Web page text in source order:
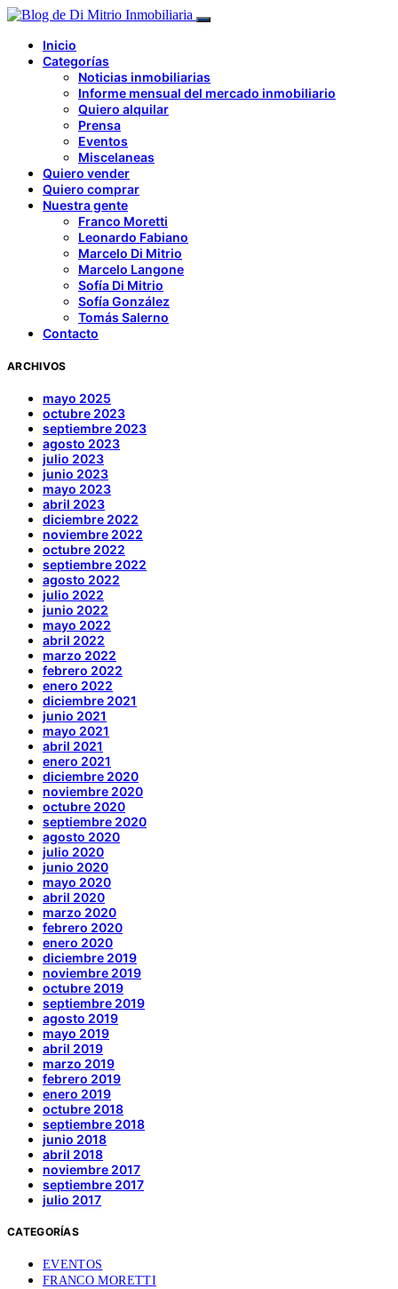
Inicio
Categorías
Noticias inmobiliarias
Informe mensual del mercado inmobiliario
Quiero alquilar
Prensa
Eventos
Miscelaneas
Quiero vender
Quiero comprar
Nuestra gente
Franco Moretti
Leonardo Fabiano
Marcelo Di Mitrio
Marcelo Langone
Sofía Di Mitrio
Sofía González
Tomás Salerno
Contacto
ARCHIVOS
mayo 2025
octubre 2023
septiembre 2023
agosto 2023
julio 2023
junio 2023
mayo 2023
abril 2023
diciembre 2022
noviembre 2022
octubre 2022
septiembre 2022
agosto 2022
julio 2022
junio 2022
mayo 2022
abril 2022
marzo 2022
febrero 2022
enero 2022
diciembre 2021
junio 2021
mayo 2021
abril 2021
enero 2021
diciembre 2020
noviembre 2020
octubre 2020
septiembre 2020
agosto 2020
julio 2020
junio 2020
mayo 2020
abril 2020
marzo 2020
febrero 2020
enero 2020
diciembre 2019
noviembre 2019
octubre 2019
septiembre 2019
agosto 2019
mayo 2019
abril 2019
marzo 2019
febrero 2019
enero 2019
octubre 2018
septiembre 2018
junio 2018
abril 2018
noviembre 2017
septiembre 2017
julio 2017
CATEGORÍAS
EVENTOS
FRANCO MORETTI